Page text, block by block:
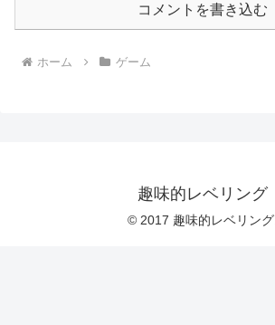
コメントを書き込む
ホーム ゲーム
趣味的レベリング
© 2017 趣味的レベリング.